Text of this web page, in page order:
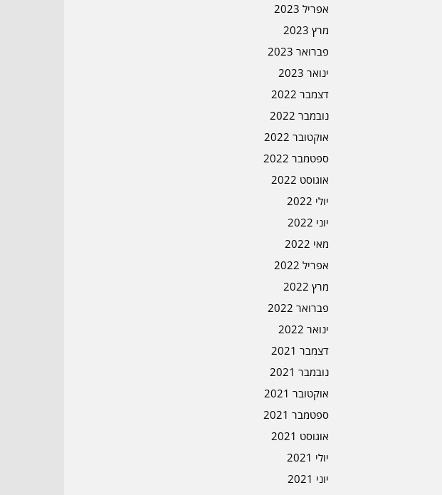
אפריל 2023
מרץ 2023
פברואר 2023
ינואר 2023
דצמבר 2022
נובמבר 2022
אוקטובר 2022
ספטמבר 2022
אוגוסט 2022
יולי 2022
יוני 2022
מאי 2022
אפריל 2022
מרץ 2022
פברואר 2022
ינואר 2022
דצמבר 2021
נובמבר 2021
אוקטובר 2021
ספטמבר 2021
אוגוסט 2021
יולי 2021
יוני 2021